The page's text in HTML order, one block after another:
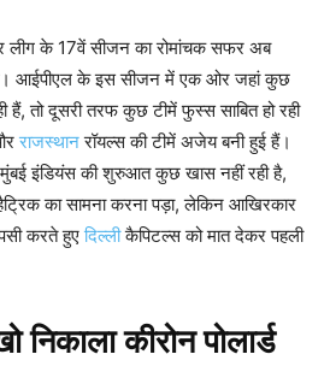
लीग के 17वें सीजन का रोमांचक सफर अब
आईपीएल के इस सीजन में एक ओर जहां कुछ
हैं, तो दूसरी तरफ कुछ टीमें फुस्स साबित हो रही
राजस्थानरॉयल्स की टीमें अजेय बनी हुई हैं।
इंडियंस की शुरुआत कुछ खास नहीं रही है,
का सामना करना पड़ा, लेकिन आखिरकार
करते हुएदिल्लीकैपिटल्स को मात देकर पहली
कीरोन पोलार्ड